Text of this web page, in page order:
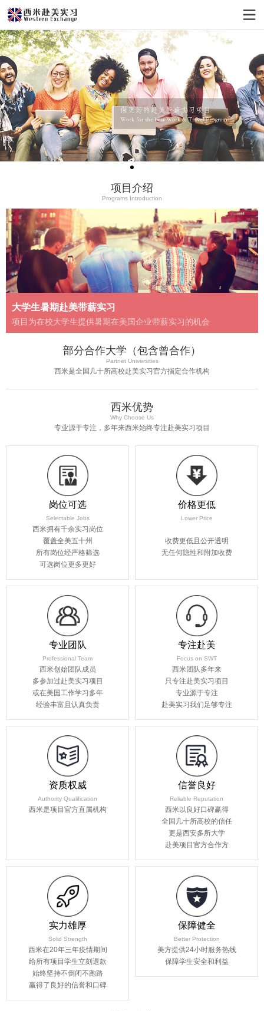
项目介绍
Programs Introduction
大学生暑期赴美带薪实习
项目为在校大学生提供暑期在美国企业带薪实习的机会
部分合作大学（包含曾合作）
Partnet Universities
西米是全国几十所高校赴美实习官方指定合作机构
西米优势
Why Choose Us
专业源于专注，多年来西米始终专注赴美实习项目
岗位可选
Selectable Jobs
西米拥有千余实习岗位
覆盖全美五十州
所有岗位经严格筛选
可选岗位更多更好
价格更低
Lower Price
收费更低且公开透明
无任何隐性和附加收费
专业团队
Professional Team
西米创始团队成员
多参加过赴美实习项目
或在美国工作学习多年
经验丰富且认真负责
专注赴美
Focus on SWT
西米团队多年来
只专注赴美实习项目
专业源于专注
赴美实习我们足够专注
资质权威
Authority Qualification
西米是项目官方直属机构
信誉良好
Reliable Reputation
西米以良好口碑赢得
全国几十所高校的信任
更是西安多所大学
赴美项目官方合作方
实力雄厚
Solid Strength
西米在20年三年疫情期间
给所有项目学生立刻退款
始终坚持不倒闭不跑路
赢得了良好的信誉和口碑
保障健全
Better Protection
美方提供24小时服务热线
保障学生安全和利益